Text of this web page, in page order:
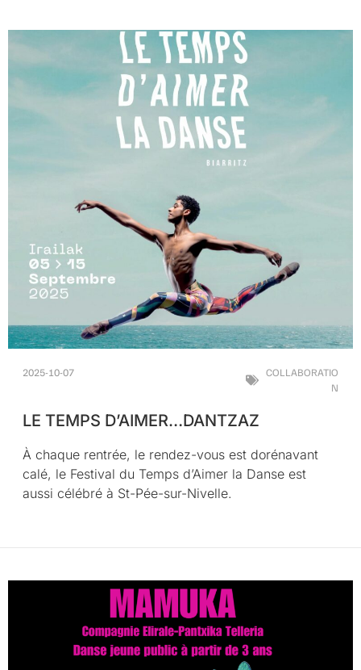
2025-10-07
COLLABORATIO
N
LE TEMPS D’AIMER…DANTZAZ
À chaque rentrée, le rendez-vous est dorénavant
calé, le Festival du Temps d’Aimer la Danse est
aussi célébré à St-Pée-sur-Nivelle.